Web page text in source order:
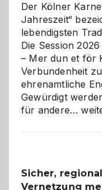
Der Kölner
Jahreszeit“
lebendigsten
Die Session
– Mer dun et för
Verbundenheit
ehrenamtliche
Gewürdigt
für andere…
ein
Sicher,
Vernetzung